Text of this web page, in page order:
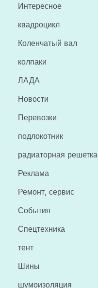
Интересное
квадроцикл
Коленчатый вал
колпаки
ЛАДА
Новости
Перевозки
подлокотник
радиаторная решетка
Реклама
Ремонт, сервис
События
Спецтехника
тент
Шины
шумоизоляция